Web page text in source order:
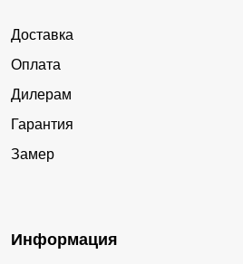
Доставка
Оплата
Дилерам
Гарантия
Замер
Информация